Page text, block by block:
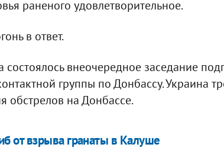
раненого удовлетворительное.
в ответ.
внеочередное заседание
группы по Донбассу. Украина
обстрелов на Донбассе.
от взрыва гранаты в Калуше